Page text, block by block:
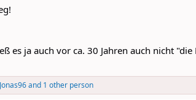
es ja auch vor ca. 30 Jahren auch nicht
Jonas96and 1 other person